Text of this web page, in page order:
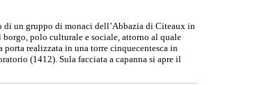
di un gruppo di monaci dell’Abbazia di Citeaux in
borgo, polo culturale e sociale, attorno al quale
realizzata in una torre cinquecentesca in
(1412). Sula facciata a capanna si apre il